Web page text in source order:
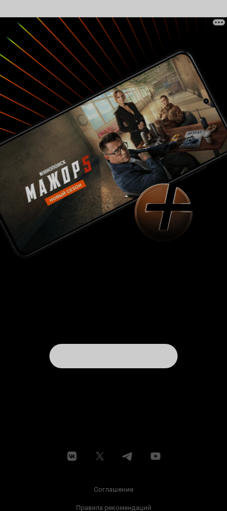
Соглашение
Правила рекомендаций